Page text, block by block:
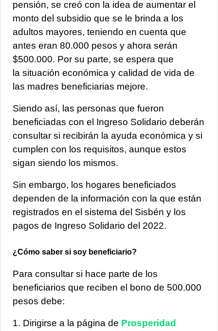
pensión, se creó con la idea de aumentar el
monto del subsidio que se le brinda a los
adultos mayores, teniendo en cuenta que
antes eran 80.000 pesos y ahora serán
$500.000. Por su parte, se espera que
la situación económica y calidad de vida de
las madres beneficiarias mejore.
Siendo así, las personas que fueron
beneficiadas con el Ingreso Solidario deberán
consultar si recibirán la ayuda económica y si
cumplen con los requisitos, aunque estos
sigan siendo los mismos.
Sin embargo, los hogares beneficiados
dependen de la información con la que están
registrados en el sistema del Sisbén y los
pagos de Ingreso Solidario del 2022.
¿Cómo saber si soy beneficiario?
Para consultar si hace parte de los
beneficiarios que reciben el bono de 500.000
pesos debe:
1. Dirigirse a la página de Prosperidad